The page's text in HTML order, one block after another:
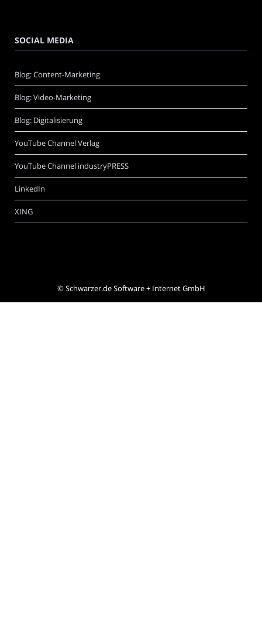
SOCIAL MEDIA
Blog: Content-Marketing
Blog: Video-Marketing
Blog: Digitalisierung
YouTube Channel Verlag
YouTube Channel industryPRESS
LinkedIn
XING
©Schwarzer.de Software + Internet GmbH